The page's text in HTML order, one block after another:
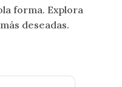
forma. Explora
deseadas.